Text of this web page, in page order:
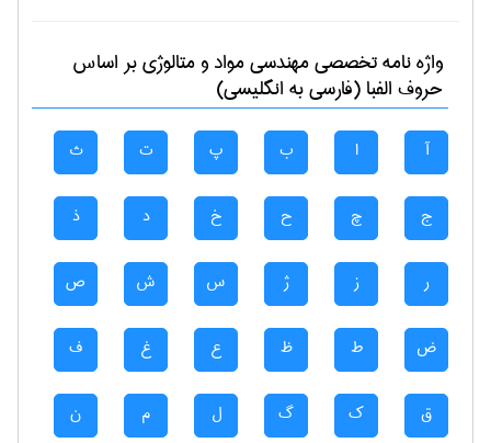
واژه نامه تخصصیمهندسی مواد و متالوژیبر اساس
حروف الفبا (فارسی به انگلیسی)
آ ا ب پ ت ث
ج چ ح خ د ذ
ر ز ژ س ش ص
ض ط ظ ع غ ف
ق ک گ ل م ن